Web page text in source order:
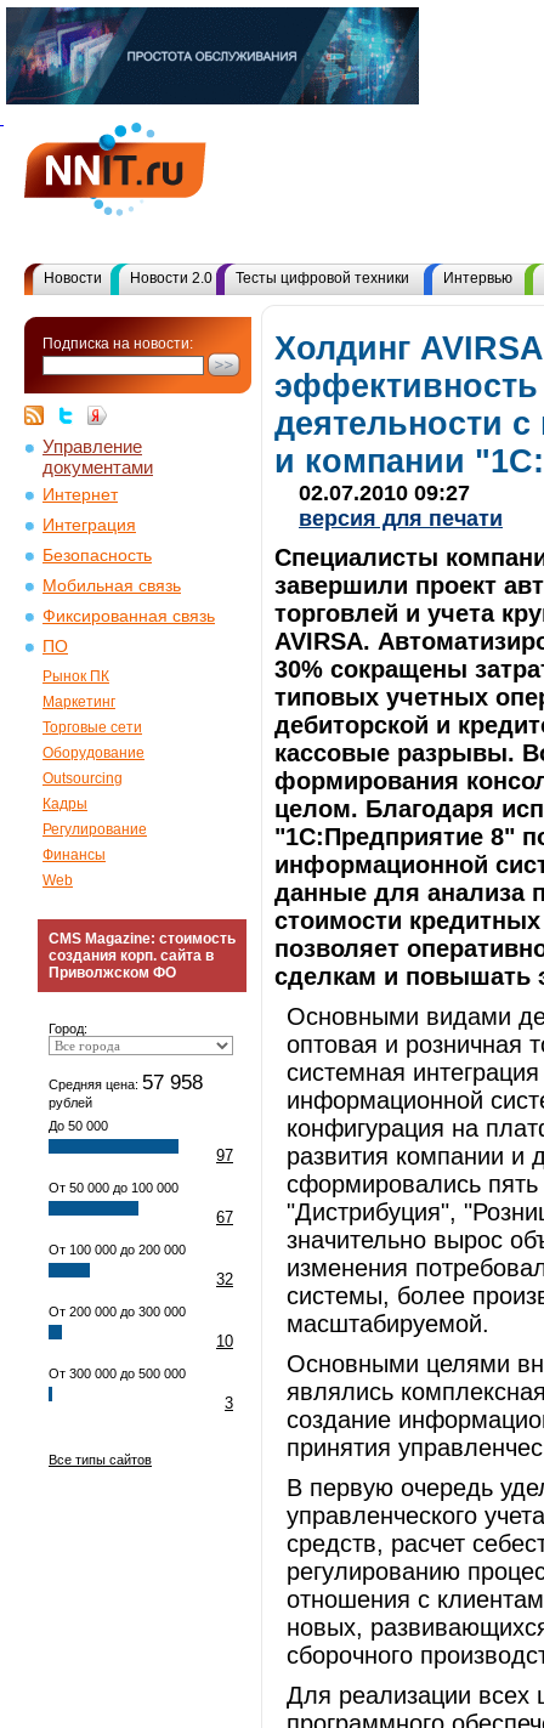
Новости Новости 2.0 Тесты цифровой техники Интервью
Подписка на новости:
Управление
документами
Интернет
Интеграция
Безопасность
Мобильная связь
Фиксированная связь
ПО
Рынок ПК
Маркетинг
Торговые сети
Оборудование
Outsourcing
Кадры
Регулирование
Финансы
Web
CMS Magazine: стоимость
создания корп. сайта в
Приволжском ФО
Город:
Средняя цена: 57 958
рублей
До 50 000
97
От 50 000 до 100 000
67
От 100 000 до 200 000
32
От 200 000 до 300 000
10
От 300 000 до 500 000
3
Все типы сайтов
Холдинг
эффективность
деятельности
и компании
02.07.2010 09:27
версия для печати
Специалисты
завершили проект
торговлей и учета
AVIRSA.
30% сокращены
типовых учетных
дебиторской и
кассовые разрывы.
формирования
целом. Благодаря
"1С:Предприятие 8"
информационной
данные для анализа
стоимости
позволяет
сделкам и повышать
Основными видами
оптовая и розничная
системная
информационной
конфигурация на
развития компании и
сформировались
"Дистрибуция",
значительно вырос
изменения
системы, более
масштабируемой.
Основными целями
являлись
создание
принятия
В первую очередь
управленческого
средств, расчет
регулированию
отношения с
новых,
сборочного
Для реализации всех